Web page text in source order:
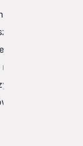
narzędzie,
i bardziej
skrótów, które
operacji